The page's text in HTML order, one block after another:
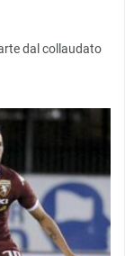
dal collaudato